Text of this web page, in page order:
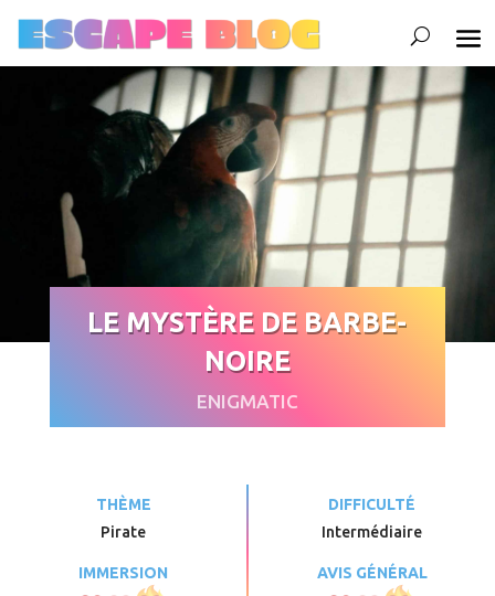
LE MYSTÈRE DE BARBE-
NOIRE
ENIGMATIC
THÈME
Pirate
DIFFICULTÉ
Intermédiaire
IMMERSION AVIS GÉNÉRAL